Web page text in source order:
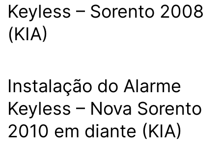
Keyless – Sorento 2008
(KIA)
Instalação do Alarme
Keyless – Nova Sorento
2010 em diante (KIA)